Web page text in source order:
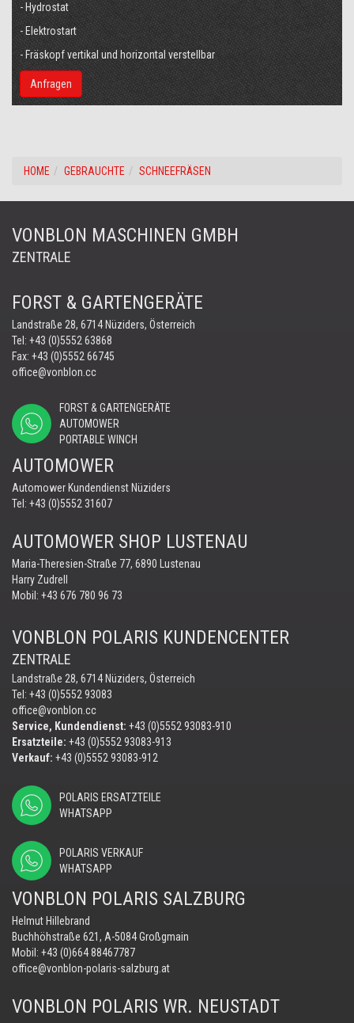
- Hydrostat
- Elektrostart
- Fräskopf vertikal und horizontal verstellbar
Anfragen
HOME GEBRAUCHTE SCHNEEFRÄSEN
VONBLON MASCHINEN GMBH
ZENTRALE
FORST & GARTENGERÄTE
Landstraße 28, 6714 Nüziders, Österreich
Tel: +43 (0)5552 63868
Fax: +43 (0)5552 66745
office@vonblon.cc
FORST & GARTENGERÄTE
AUTOMOWER
PORTABLE WINCH
AUTOMOWER
Automower Kundendienst Nüziders
Tel: +43 (0)5552 31607
AUTOMOWER SHOP LUSTENAU
Maria-Theresien-Straße 77, 6890 Lustenau
Harry Zudrell
Mobil: +43 676 780 96 73
VONBLON POLARIS KUNDENCENTER
ZENTRALE
Landstraße 28, 6714 Nüziders, Österreich
Tel: +43 (0)5552 93083
office@vonblon.cc
Service, Kundendienst: +43 (0)5552 93083-910
Ersatzteile: +43 (0)5552 93083-913
Verkauf: +43 (0)5552 93083-912
POLARIS ERSATZTEILE
WHATSAPP
POLARIS VERKAUF
WHATSAPP
VONBLON POLARIS SALZBURG
Helmut Hillebrand
Buchhöhstraße 621, A-5084 Großgmain
Mobil: +43 (0)664 88467787
office@vonblon-polaris-salzburg.at
VONBLON POLARIS WR. NEUSTADT